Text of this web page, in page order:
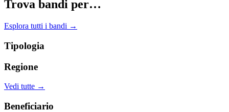
Trova bandi per…
Esplora tutti i bandi →
Tipologia
Regione
Vedi tutte →
Beneficiario